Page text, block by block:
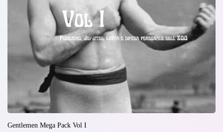
Gentlemen Mega Pack Vol I